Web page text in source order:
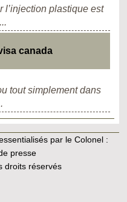
l’injection plastique est
canada
tout simplement dans
par le Colonel :
presse
droits réservés